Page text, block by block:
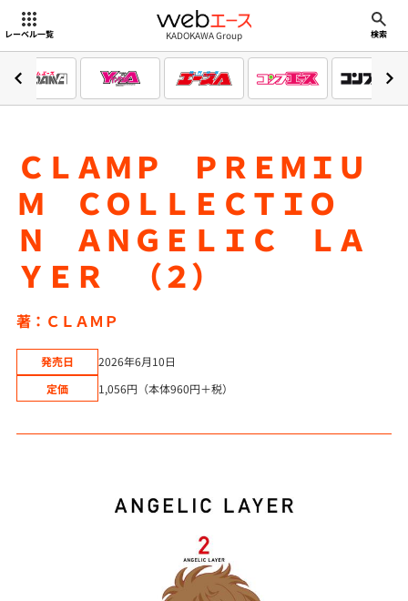
レーベル一覧 webエース
KADOKAWA Group 検索
ＣＬＡＭＰ ＰＲＥＭＩＵ
Ｍ ＣＯＬＬＥＣＴＩＯ
Ｎ ＡＮＧＥＬＩＣ ＬＡ
ＹＥＲ （２）
著：ＣＬＡＭＰ
発売日
2026年6月10日
定価
1,056円（本体960円＋税）